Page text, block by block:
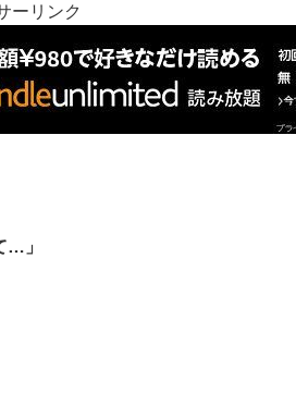
ーリンク
…」